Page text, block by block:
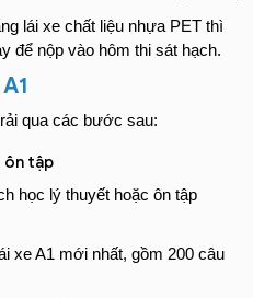
lái xe chất liệu nhựa PET thì
để nộp vào hôm thi sát hạch.
qua các bước sau:
ôn tập
học lý thuyết hoặc ôn tập
xe A1 mới nhất, gồm 200 câu